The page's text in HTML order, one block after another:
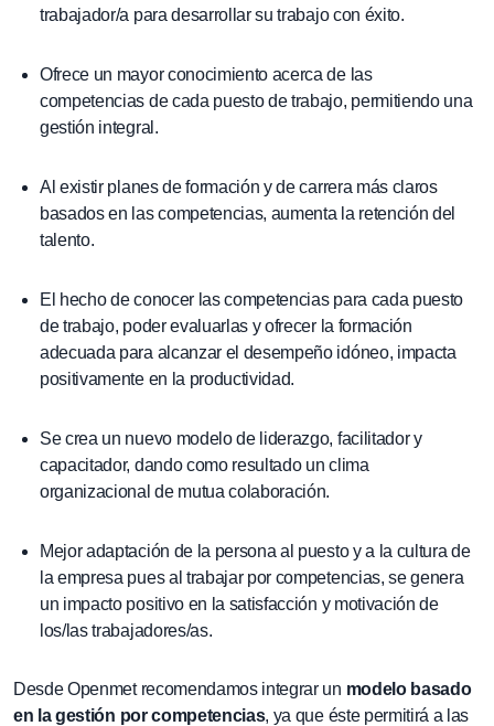
trabajador/a para desarrollar su trabajo con éxito.
Ofrece un mayor conocimiento acerca de las
competencias de cada puesto de trabajo, permitiendo una
gestión integral.
Al existir planes de formación y de carrera más claros
basados en las competencias, aumenta la retención del
talento.
El hecho de conocer las competencias para cada puesto
de trabajo, poder evaluarlas y ofrecer la formación
adecuada para alcanzar el desempeño idóneo, impacta
positivamente en la productividad.
Se crea un nuevo modelo de liderazgo, facilitador y
capacitador, dando como resultado un clima
organizacional de mutua colaboración.
Mejor adaptación de la persona al puesto y a la cultura de
la empresa pues al trabajar por competencias, se genera
un impacto positivo en la satisfacción y motivación de
los/las trabajadores/as.
Desde Openmet recomendamos integrar un modelo basado
en la gestión por competencias, ya que éste permitirá a las